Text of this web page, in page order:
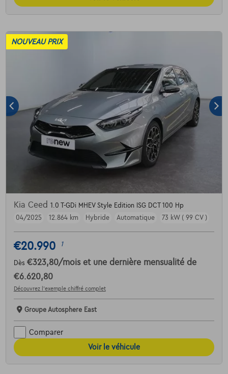
NOUVEAU PRIX
Kia Ceed 1.0 T-GDi MHEV Style Edition ISG DCT 100 Hp
04/2025
12.864 km Hybride Automatique 73 kW ( 99 CV )
€20.990 1
Dès €323,80/mois et une dernière mensualité de
€6.620,80
Découvrez l’exemple chiffré complet
Groupe Autosphere East
Comparer
Voir le véhicule